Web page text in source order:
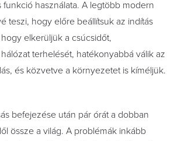
funkció használata. A legtöbb modern
teszi, hogy előre beállítsuk az indítás
elkerüljük a csúcsidőt,
terhelését, hatékonyabbá válik az
és közvetve a környezetet is kíméljük.
befejezése után pár órát a dobban
össze a világ. A problémák inkább